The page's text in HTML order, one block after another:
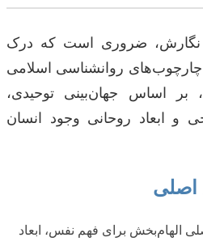
نگارش، ضروری است که درک
چارچوب‌های روانشناسی اسلامی
بر اساس جهان‌بینی توحیدی،
ابعاد روحانی وجود انسان
اصلی
الهام‌بخش برای فهم نفس، ابعاد